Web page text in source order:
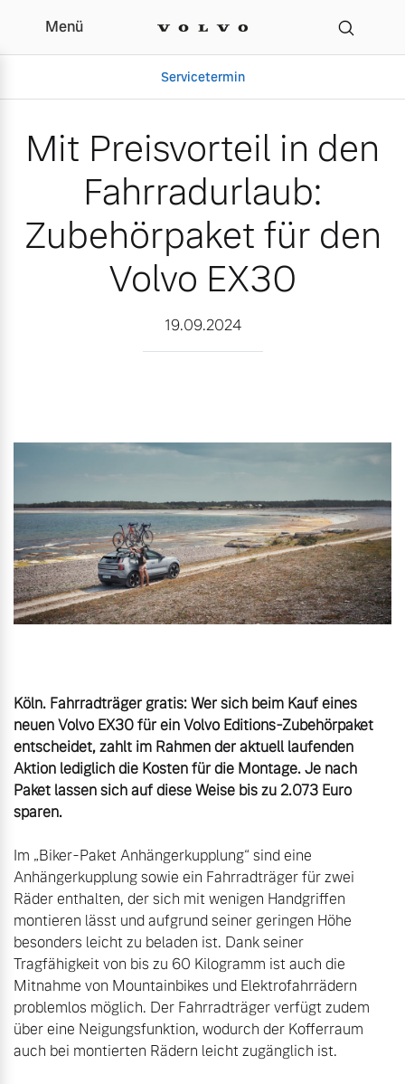
Mit Preisvorteil in den
Menü
Servicetermin
Gebrauchtwagen
Aktuelle Zubehörangebote
Zubehörkatalog
Aktuelle Serviceangebote
Unsere News & Events
Mit Preisvorteil in den
Fahrradurlaub:
Zubehörpaket für den
Volvo EX30
19.09.2024
Köln. Fahrradträger gratis: Wer sich beim Kauf eines
neuen Volvo EX30 für ein Volvo Editions-Zubehörpaket
entscheidet, zahlt im Rahmen der aktuell laufenden
Aktion lediglich die Kosten für die Montage. Je nach
Paket lassen sich auf diese Weise bis zu 2.073 Euro
sparen.
Im „Biker-Paket Anhängerkupplung“ sind eine
Anhängerkupplung sowie ein Fahrradträger für zwei
Räder enthalten, der sich mit wenigen Handgriffen
montieren lässt und aufgrund seiner geringen Höhe
besonders leicht zu beladen ist. Dank seiner
Tragfähigkeit von bis zu 60 Kilogramm ist auch die
Mitnahme von Mountainbikes und Elektrofahrrädern
problemlos möglich. Der Fahrradträger verfügt zudem
über eine Neigungsfunktion, wodurch der Kofferraum
auch bei montierten Rädern leicht zugänglich ist.